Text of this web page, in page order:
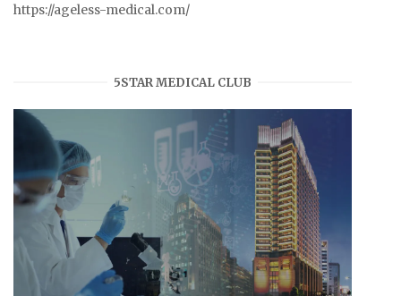
https://ageless-medical.com/
5STAR MEDICAL CLUB